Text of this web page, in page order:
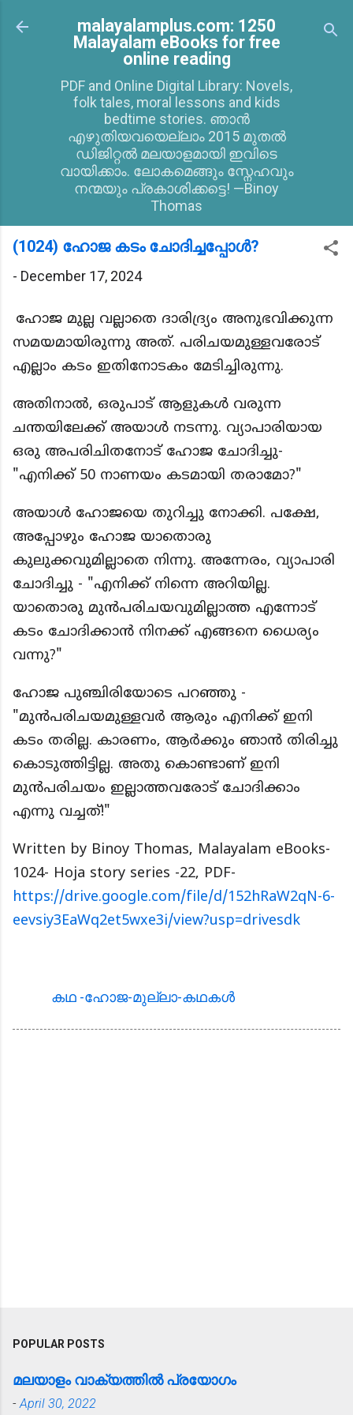
Skip to main content
malayalamplus.com: 1250
Malayalam eBooks for free
online reading
PDF and Online Digital Library: Novels,
folk tales, moral lessons and kids
bedtime stories. ഞാൻ
എഴുതിയവയെല്ലാം 2015 മുതൽ
ഡിജിറ്റൽ മലയാളമായി ഇവിടെ
വായിക്കാം. ലോകമെങ്ങും സ്നേഹവും
നന്മയും പ്രകാശിക്കട്ടെ! —Binoy
Thomas
(1024) ഹോജ കടം ചോദിച്ചപ്പോൾ?
- December 17, 2024
ഹോജ മുല്ല വല്ലാതെ ദാരിദ്ര്യം അനുഭവിക്കുന്ന
സമയമായിരുന്നു അത്. പരിചയമുള്ളവരോട്
എല്ലാം കടം ഇതിനോടകം മേടിച്ചിരുന്നു.
അതിനാൽ, ഒരുപാട് ആളുകൾ വരുന്ന
ചന്തയിലേക്ക് അയാൾ നടന്നു. വ്യാപാരിയായ
ഒരു അപരിചിതനോട് ഹോജ ചോദിച്ചു-
"എനിക്ക് 50 നാണയം കടമായി തരാമോ?"
അയാൾ ഹോജയെ തുറിച്ചു നോക്കി. പക്ഷേ,
അപ്പോഴും ഹോജ യാതൊരു
കുലുക്കവുമില്ലാതെ നിന്നു. അന്നേരം, വ്യാപാരി
ചോദിച്ചു - "എനിക്ക് നിന്നെ അറിയില്ല.
യാതൊരു മുൻപരിചയവുമില്ലാത്ത എന്നോട്
കടം ചോദിക്കാൻ നിനക്ക് എങ്ങനെ ധൈര്യം
വന്നു?"
ഹോജ പുഞ്ചിരിയോടെ പറഞ്ഞു -
"മുൻപരിചയമുള്ളവർ ആരും എനിക്ക് ഇനി
കടം തരില്ല. കാരണം, ആർക്കും ഞാൻ തിരിച്ചു
കൊടുത്തിട്ടില്ല. അതു കൊണ്ടാണ് ഇനി
മുൻപരിചയം ഇല്ലാത്തവരോട് ചോദിക്കാം
എന്നു വച്ചത്!"
Written by Binoy Thomas, Malayalam eBooks-
1024- Hoja story series -22, PDF-
https://drive.google.com/file/d/152hRaW2qN-6-
eevsiy3EaWq2et5wxe3i/view?usp=drivesdk
കഥ -ഹോജ-മുല്ലാ-കഥകള്‍
POPULAR POSTS
മലയാളം വാക്യത്തിൽ പ്രയോഗം
-April 30, 2022